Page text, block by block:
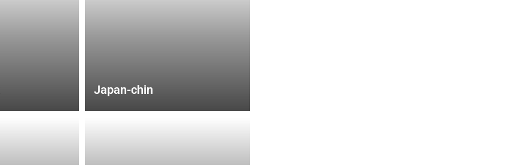
Japan-chin